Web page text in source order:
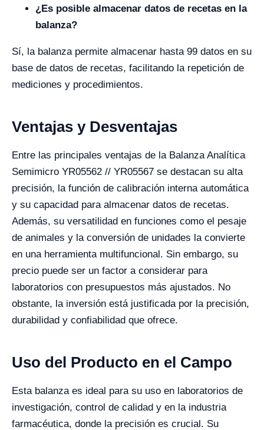
¿Es posible almacenar datos de recetas en la
balanza?
Sí, la balanza permite almacenar hasta 99 datos en su
base de datos de recetas, facilitando la repetición de
mediciones y procedimientos.
Ventajas y Desventajas
Entre las principales ventajas de la Balanza Analítica
Semimicro YR05562 // YR05567 se destacan su alta
precisión, la función de calibración interna automática
y su capacidad para almacenar datos de recetas.
Además, su versatilidad en funciones como el pesaje
de animales y la conversión de unidades la convierte
en una herramienta multifuncional. Sin embargo, su
precio puede ser un factor a considerar para
laboratorios con presupuestos más ajustados. No
obstante, la inversión está justificada por la precisión,
durabilidad y confiabilidad que ofrece.
Uso del Producto en el Campo
Esta balanza es ideal para su uso en laboratorios de
investigación, control de calidad y en la industria
farmacéutica, donde la precisión es crucial. Su